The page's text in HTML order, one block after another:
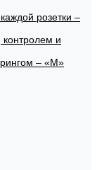
розетки –
контролем и
– «М»